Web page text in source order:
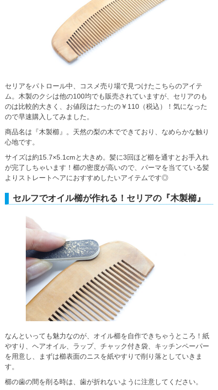
セリアをパトロール中、コスメ売り場で見つけたこちらのアイテ
ム。木製のクシは他の100均でも販売されていますが、セリアのも
のは比較的大きく、お値段はたったの￥110（税込）！気になった
ので早速購入してみました。
商品名は『木製櫛』。天然の梨の木でできており、なめらかな触り
心地です。
サイズは約15.7×5.1cmと大きめ。髪に3回ほど櫛を通すとお手入れ
が完了しちゃいます！櫛の密度が高いので、パーマを当てている髪
よりストレートヘアにおすすめしたいアイテムです◎
セルフでオイル櫛が作れる！セリアの『木製櫛』
なんといっても魅力なのが、オイル櫛を自作できちゃうところ！紙
やすり、ヘアオイル、ラップ、チャック付き袋、キッチンペーパー
を用意し、まずは櫛表面のニスを紙やすりで削り落としていきま
す。
櫛の歯の間を削る時は、歯が折れないように注意してください。